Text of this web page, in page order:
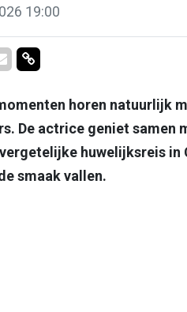
19:00
op Twitter
Delen via Mail
Delen via link
horen natuurlijk
De actrice geniet
huwelijksreis
smaak vallen.